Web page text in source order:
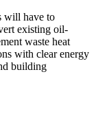
will have to
existing oil-
waste heat
with clear energy
building